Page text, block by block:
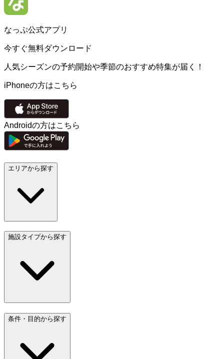
なっぷ公式アプリ
今すぐ無料ダウンロード
人気シーズンの予約開始や季節のおすすめ特集が届く！
iPhoneの方はこちら
Androidの方はこちら
エリアから探す
施設タイプから探す
条件・目的から探す